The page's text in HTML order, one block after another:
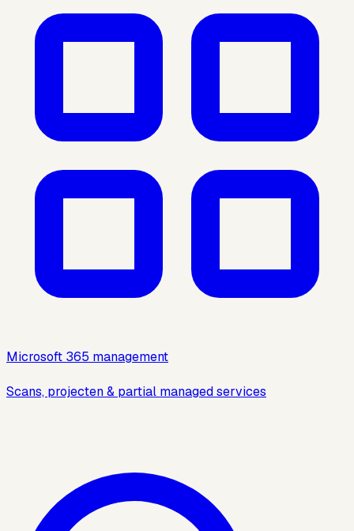
Microsoft 365 management
Scans, projecten & partial managed services